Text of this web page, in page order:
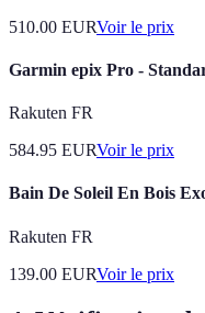
510.00 EURVoir le prix
Garmin epix Pro -
Rakuten FR
584.95 EURVoir le prix
Bain De Soleil En Bois
Rakuten FR
139.00 EURVoir le prix